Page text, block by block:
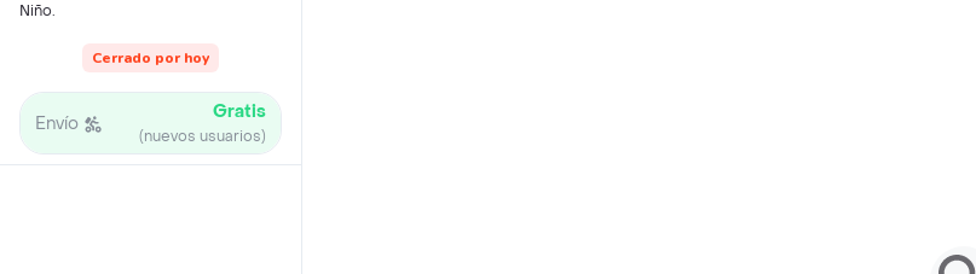
Niño.
Cerrado por hoy
Envío Gratis
(nuevos usuarios)